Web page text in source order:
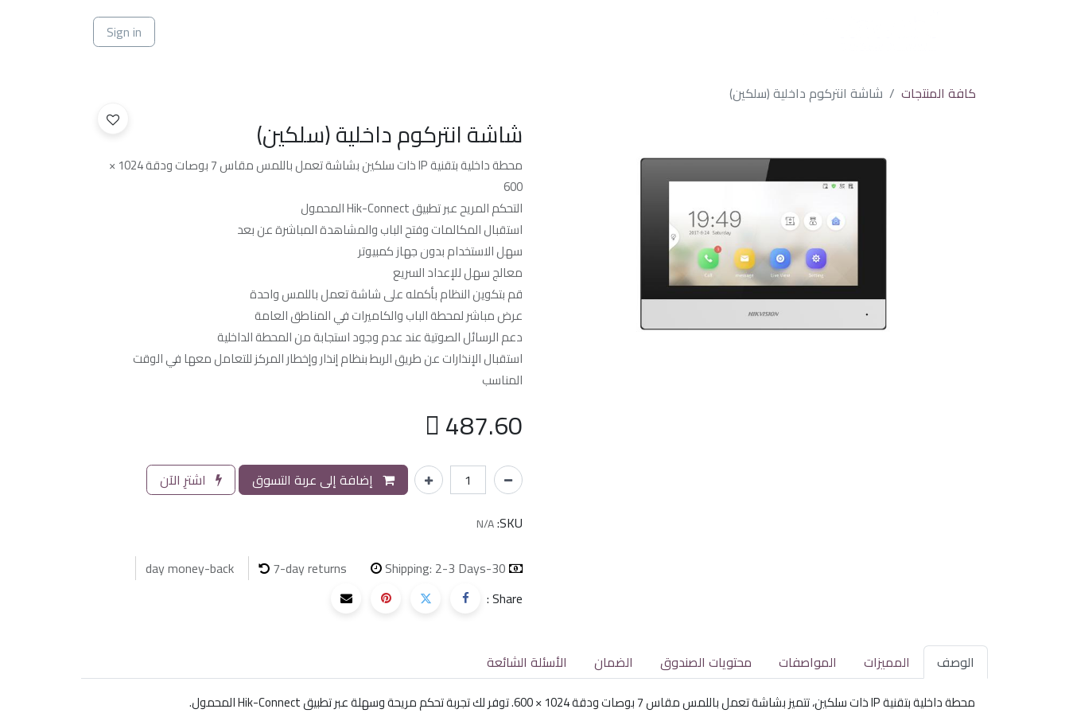
Sign in
كافة المنتجات شاشة انتركوم داخلية (سلكين)
شاشة انتركوم داخلية (سلكين)
محطة داخلية بتقنية IP ذات سلكين بشاشة تعمل باللمس مقاس 7 بوصات ودقة 1024 ×
600
التحكم المريح عبر تطبيق Hik-Connect المحمول
استقبال المكالمات وفتح الباب والمشاهدة المباشرة عن بعد
سهل الاستخدام بدون جهاز كمبيوتر
معالج سهل للإعداد السريع
قم بتكوين النظام بأكمله على شاشة تعمل باللمس واحدة
عرض مباشر لمحطة الباب والكاميرات في المناطق العامة
دعم الرسائل الصوتية عند عدم وجود استجابة من المحطة الداخلية
استقبال الإنذارات عن طريق الربط بنظام إنذار وإخطار المركز للتعامل معها في الوقت
المناسب
487.60
إضافة إلى عربة التسوق
اشترِ الآن
SKU:
N/A
30-day money-back
7-day returns
Shipping: 2-3 Days
Share :
الوصف المميزات المواصفات محتويات الصندوق الضمان الأسئلة الشائعة
محطة داخلية بتقنية IP ذات سلكين، تتميز بشاشة تعمل باللمس مقاس 7 بوصات ودقة 1024 × 600. توفر لك تجربة تحكم مريحة وسهلة عبر تطبيق Hik-Connect المحمول.